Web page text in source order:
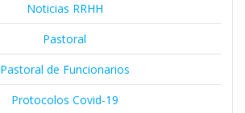
Noticias RRHH
Pastoral
Pastoral de Funcionarios
Protocolos Covid-19